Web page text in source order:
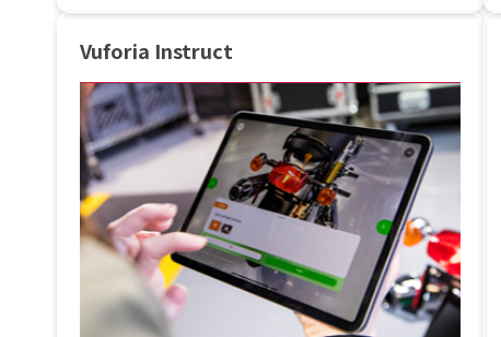
Vuforia Instruct